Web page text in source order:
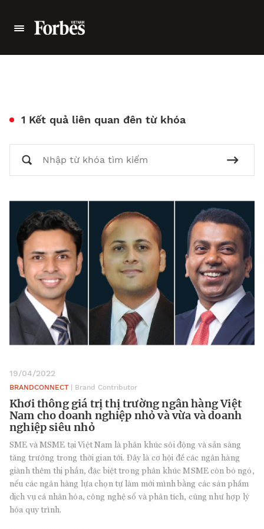
1 Kết quả liên quan đên từ khóa
19/04/2022
BRANDCONNECT | Brand Contributor
Khơi thông giá trị thị trường ngân hàng Việt
Nam cho doanh nghiệp nhỏ và vừa và doanh
nghiệp siêu nhỏ
SME và MSME tại Việt Nam là phân khúc sôi động và sẵn sàng
tăng trưởng trong thời gian tới. Đây là cơ hội để các ngân hàng
giành thêm thị phần, đặc biệt trong phân khúc MSME còn bỏ ngỏ,
nếu các ngân hàng lựa chọn tự làm mới mình bằng các sản phẩm
dịch vụ cá nhân hóa, công nghệ số và phân tích, cũng như hợp lý
hóa quy trình.